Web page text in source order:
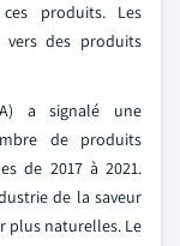
produits. Les
vers des produits
a signalé une
de produits
de 2017 à 2021.
de la saveur
plus naturelles. Le